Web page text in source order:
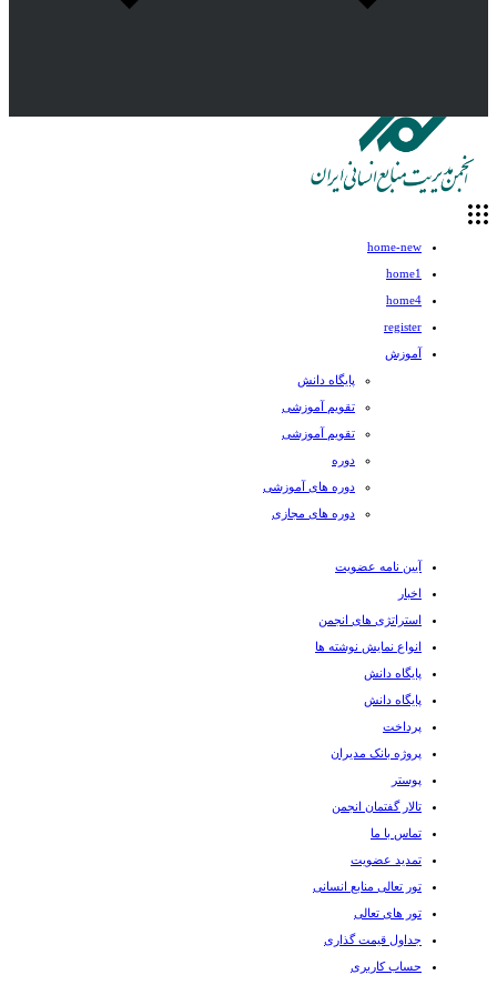
home-new
home1
home4
register
آموزش
پایگاه دانش
تقویم آموزشی
تقویم آموزشی
دوره
دوره های آموزشی
دوره های مجازی
آیین نامه عضویت
اخبار
استراتژی های انجمن
انواع نمایش نوشته ها
پایگاه دانش
پایگاه دانش
پرداخت
پروژه بانک مدیران
پوستر
تالار گفتمان انجمن
تماس با ما
تمدید عضویت
تور تعالی منابع انسانی
تور های تعالی
جداول قیمت گذاری
حساب کاربری